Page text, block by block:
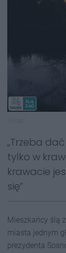
„Trzeba
tylko w
krawacie
się”
Mieszkańcy ślą
miasta jednym
prezydenta